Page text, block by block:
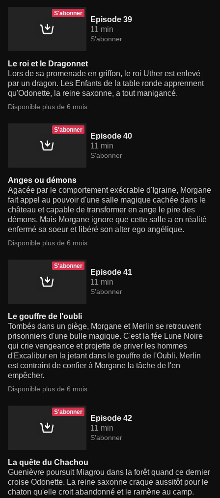
S'abonner
Episode 39
11 min
S'abonner
Le roi et le Dragonnet
Lors de sa promenade en griffon, le roi Uther est enlevé
par un dragon. Les Enfants de la table ronde apprennent
qu'Odonette, la reine saxonne, a tout manigancé.
Disponible plus de 6 mois
S'abonner
Episode 40
11 min
S'abonner
Anges ou démons
Agacée par le comportement exécrable d'Igraine, Morgane
fait appel au pouvoir d'une salle magique cachée dans le
château et capable de transformer en ange le pire des
démons. Mais Morgane ignore que cette salle a en réalité
enfermé sa soeur et libéré son alter ego angélique.
Disponible plus de 6 mois
S'abonner
Episode 41
11 min
S'abonner
Le gouffre de l'oubli
Tombés dans un piège, Morgane et Merlin se retrouvent
prisonniers d'une bulle magique. C'est la fée Lune Noire
qui crie vengeance et projette de priver les hommes
d'Excalibur en la jetant dans le gouffre de l'Oubli. Merlin
est contraint de confier à Morgane la tâche de l'en
empêcher.
Disponible plus de 6 mois
S'abonner
Episode 42
11 min
S'abonner
La quête du Chachou
Guenièvre poursuit Miagrou dans la forêt quand ce dernier
croise Odonette. La reine saxonne craque aussitôt pour le
chaton qu'elle croit abandonné et le ramène au camp.